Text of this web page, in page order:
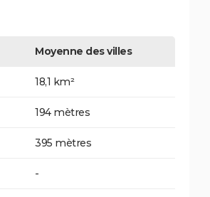
Moyenne des villes
18,1 km²
194 mètres
395 mètres
-